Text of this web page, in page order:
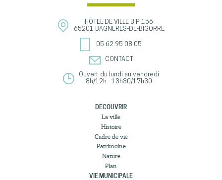
HÔTEL DE VILLE B.P 156
65201 BAGNÈRES-DE-BIGORRE
05 62 95 08 05
CONTACT
Ouvert du lundi au vendredi
8h/12h - 13h30/17h30
DÉCOUVRIR
La ville
Histoire
Cadre de vie
Patrimoine
Nature
Plan
VIE MUNICIPALE